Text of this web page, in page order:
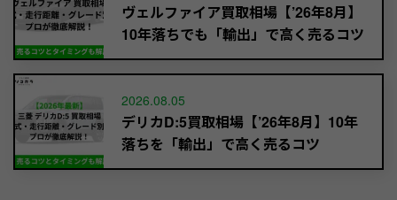
ヴェルファイア買取相場【’26年8月】
10年落ちでも「輸出」で高く売るコツ
2026.08.05
デリカD:5買取相場【’26年8月】10年
落ちを「輸出」で高く売るコツ